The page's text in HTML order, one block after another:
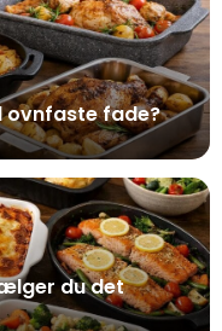
ovnfaste fade?
du det